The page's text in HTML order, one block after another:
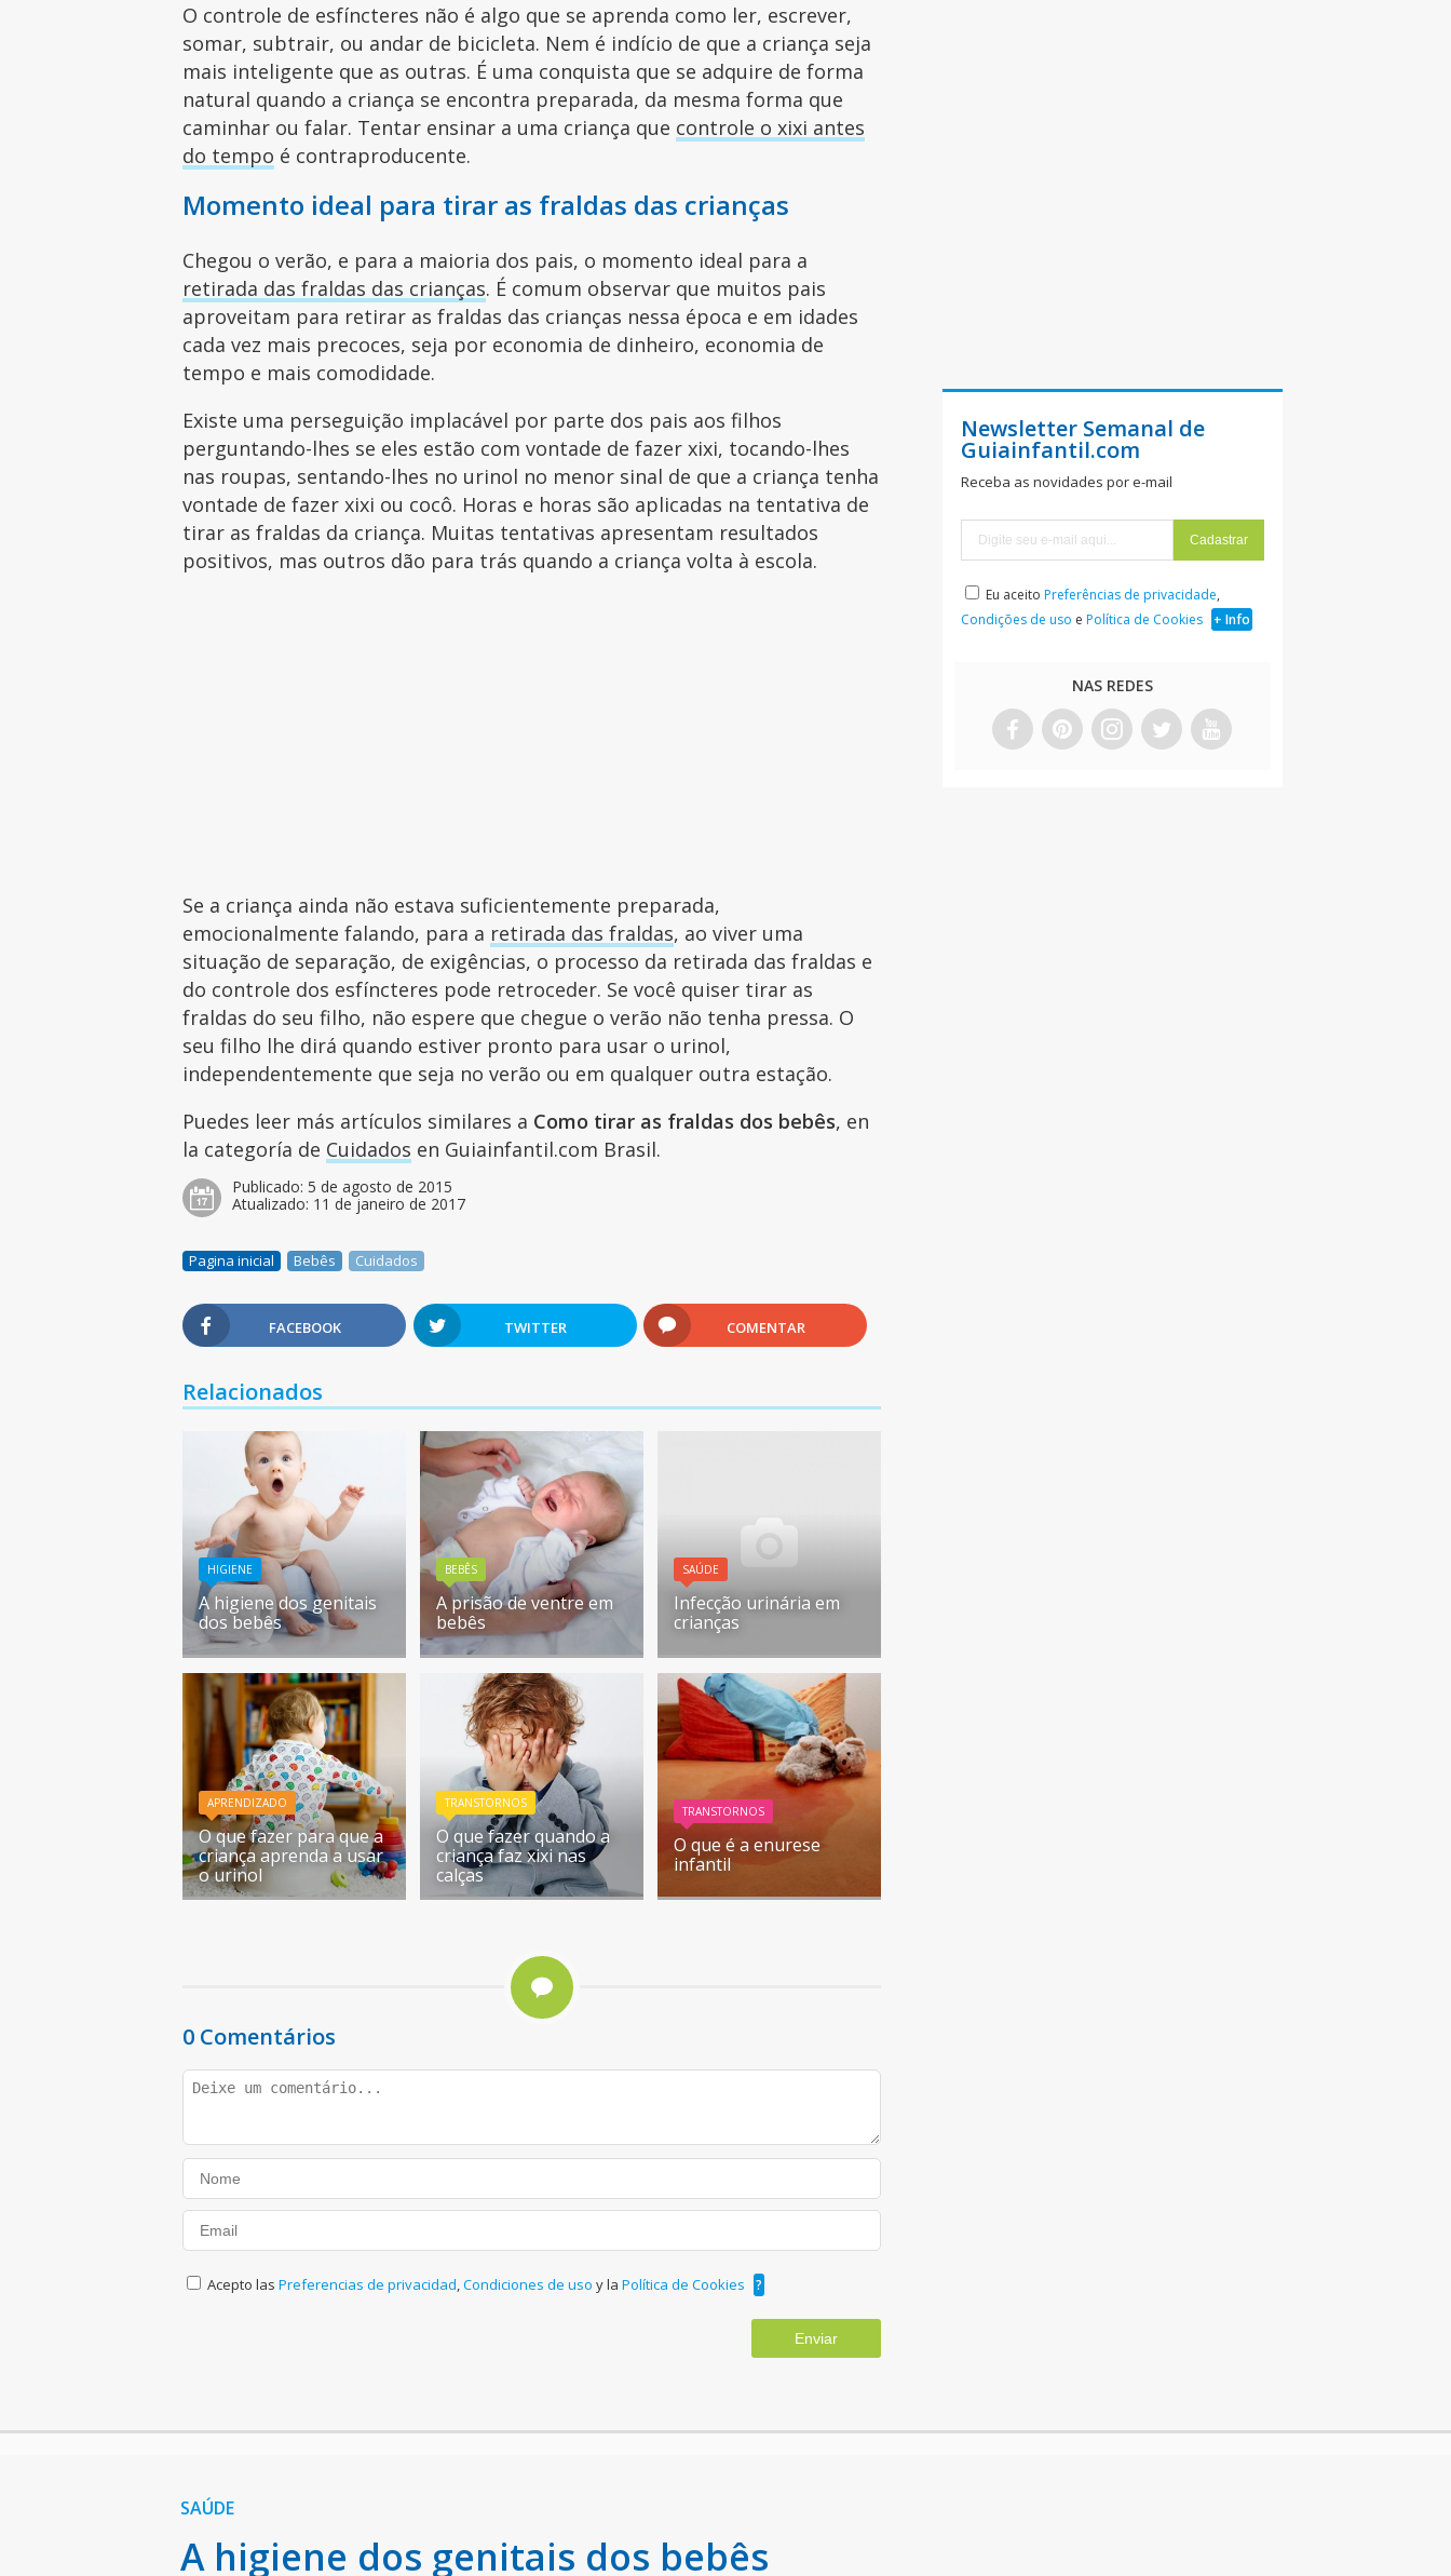
O controle de esfíncteres não é algo que se aprenda como ler, escrever,
somar, subtrair, ou andar de bicicleta. Nem é indício de que a criança seja
mais inteligente que as outras. É uma conquista que se adquire de forma
natural quando a criança se encontra preparada, da mesma forma que
caminhar ou falar. Tentar ensinar a uma criança que controle o xixi antes
do tempo é contraproducente.
Momento ideal para tirar as fraldas das crianças
Chegou o verão, e para a maioria dos pais, o momento ideal para a
retirada das fraldas das crianças. É comum observar que muitos pais
aproveitam para retirar as fraldas das crianças nessa época e em idades
cada vez mais precoces, seja por economia de dinheiro, economia de
tempo e mais comodidade.
Existe uma perseguição implacável por parte dos pais aos filhos
perguntando-lhes se eles estão com vontade de fazer xixi, tocando-lhes
nas roupas, sentando-lhes no urinol no menor sinal de que a criança tenha
vontade de fazer xixi ou cocô. Horas e horas são aplicadas na tentativa de
tirar as fraldas da criança. Muitas tentativas apresentam resultados
positivos, mas outros dão para trás quando a criança volta à escola.
Se a criança ainda não estava suficientemente preparada,
emocionalmente falando, para a retirada das fraldas, ao viver uma
situação de separação, de exigências, o processo da retirada das fraldas e
do controle dos esfíncteres pode retroceder. Se você quiser tirar as
fraldas do seu filho, não espere que chegue o verão não tenha pressa. O
seu filho lhe dirá quando estiver pronto para usar o urinol,
independentemente que seja no verão ou em qualquer outra estação.
Puedes leer más artículos similares a Como tirar as fraldas dos bebês, en
la categoría de Cuidados en Guiainfantil.com Brasil.
Publicado:5 de agosto de 2015
Atualizado: 11 de janeiro de 2017
Pagina inicial Bebês Cuidados
FACEBOOK TWITTER COMENTAR
Relacionados
HIGIENE
A higiene dos genitais
dos bebês
BEBÊS
A prisão de ventre em
bebês
SAÚDE
Infecção urinária em
crianças
APRENDIZADO
O que fazer para que a
criança aprenda a usar
o urinol
TRANSTORNOS
O que fazer quando a
criança faz xixi nas
calças
TRANSTORNOS
O que é a enurese
infantil
0 Comentários
Acepto lasPreferencias de privacidad ,Condiciones de usoy laPolítica de Cookies ?
Enviar
Newsletter Semanal de
Guiainfantil.com
Receba as novidades por e-mail
Eu aceito Preferências de privacidade,
Condições de uso e Política de Cookies + Info
NAS REDES
SAÚDE
A higiene dos genitais dos bebês